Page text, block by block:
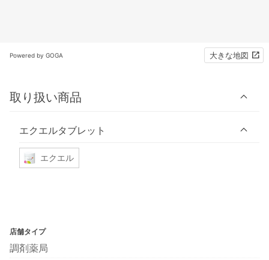
Powered by GOGA 大きな地図
取り扱い商品
エクエルタブレット
エクエル
店舗タイプ
調剤薬局